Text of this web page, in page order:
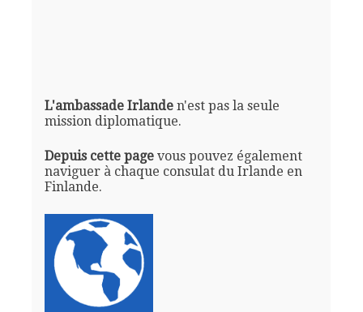
L'ambassade Irlanden'est pas la seule
mission diplomatique.
Depuis cette pagevous pouvez également
naviguer à chaque consulat du Irlande en
Finlande.